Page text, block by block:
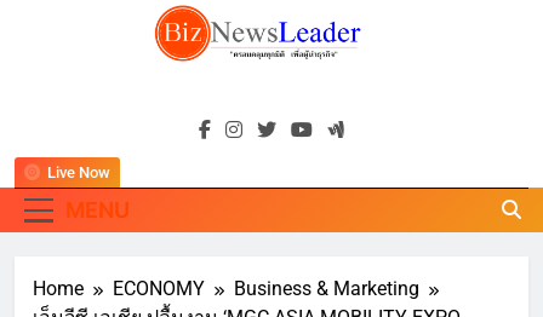
สืบสานพุทธศาสนา สร้างสังคมปลอดเหล้า ภายใต้
แนวคิด “90 วัน เก็บแต้มสุขภาพดี สิ่งดีๆ จะเกิดขึ้น”
Guangzhou Yinghao School Unveils Vision for
Future-Ready Education
“ข้าวหน้าไก่ราชวงศ์” พุ่งทะยานสู่น่านฟ้า
ททท. ร่วมมือกับ จุฬาลงกรณ์มหาวิทยาลัย จัดสัมมนา
ธุรกิจท่องเที่ยวไทย “ขายได้ ขายดี ขายนาน”
BIZNEWSLEADER
"ครอบคลุมทุกมิติ เพื่อ…ผู้นำธุรกิจ"
MENU
Live Now
Home ECONOMY
Business & Marketing